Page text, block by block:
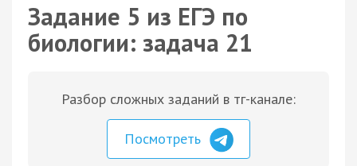
Задание 5 из ЕГЭ по
биологии: задача 21
Разбор сложных заданий в тг-канале:
Посмотреть